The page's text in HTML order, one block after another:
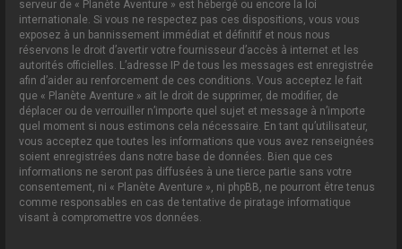
serveur de « Planète Aventure » est hébergé ou encore la loi
internationale. Si vous ne respectez pas ces dispositions, vous vous
exposez à un bannissement immédiat et définitif et nous nous
réservons le droit d’avertir votre fournisseur d’accès à internet et les
autorités officielles. L’adresse IP de tous les messages est enregistrée
afin d’aider au renforcement de ces conditions. Vous acceptez le fait
que « Planète Aventure » ait le droit de supprimer, de modifier, de
déplacer ou de verrouiller n’importe quel sujet et message à n’importe
quel moment si nous estimons cela nécessaire. En tant qu’utilisateur,
vous acceptez que toutes les informations que vous avez renseignées
soient enregistrées dans notre base de données. Bien que ces
informations ne seront pas diffusées à une tierce partie sans votre
consentement, ni « Planète Aventure », ni phpBB, ne pourront être tenus
comme responsables en cas de tentative de piratage informatique
visant à compromettre vos données.